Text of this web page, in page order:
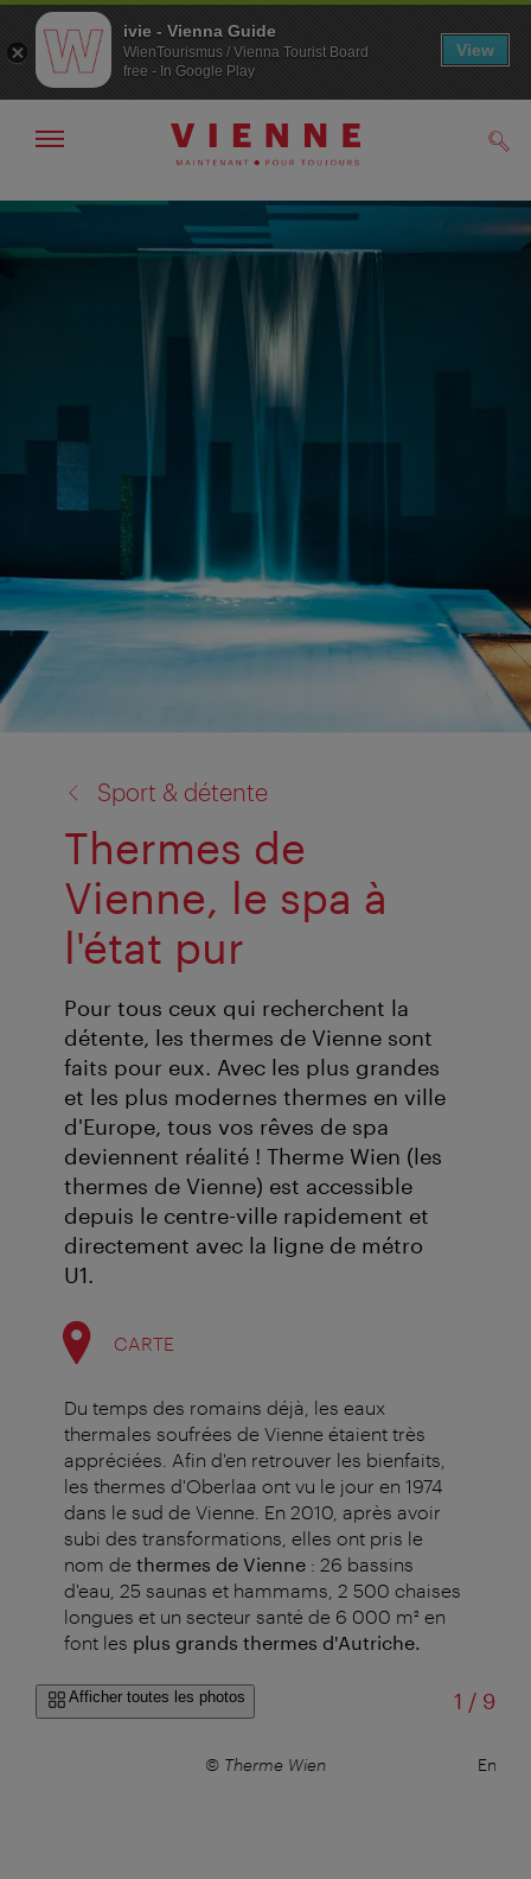
Navigation
Contenu
Afficher
la
Sport & détente
Thermes de
Vienne, le spa à
l'état pur
Pour tous ceux qui recherchent la
détente, les thermes de Vienne sont
faits pour eux. Avec les plus grandes
et les plus modernes thermes en ville
d'Europe, tous vos rêves de spa
deviennent réalité ! Therme Wien (les
thermes de Vienne) est accessible
depuis le centre-ville rapidement et
directement avec la ligne de métro
U1.
CARTE
Du temps des romains déjà, les eaux
thermales soufrées de Vienne étaient très
appréciées. Afin d'en retrouver les bienfaits,
les thermes d'Oberlaa ont vu le jour en 1974
dans le sud de Vienne. En 2010, après avoir
subi des transformations, elles ont pris le
nom de thermes de Vienne : 26 bassins
d'eau, 25 saunas et hammams, 2 500 chaises
longues et un secteur santé de 6 000 m² en
font les plus grands thermes d'Autriche.
Afficher toutes les photos 1 /sur
9
© Therme Wien
ivie - Vienna Guide
WienTourismus / Vienna Tourist Board
free - In Google Play
View